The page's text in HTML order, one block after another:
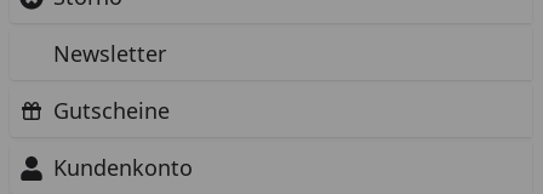
Newsletter
Gutscheine
Kundenkonto